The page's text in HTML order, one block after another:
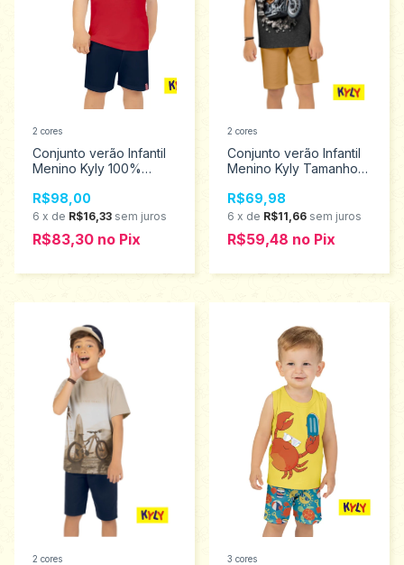
Conjunto verão Infantil
Menino Kyly 100%
3 1001335
R$98,00
6 x de R$16,33 sem juros
R$83,30 no Pix
2 cores
Conjunto verão Infantil
Menino Kyly Tamanhos
R$69,98
6 x de R$11,66 sem juros
R$59,48 no Pix
2 cores
2 cores 3 cores